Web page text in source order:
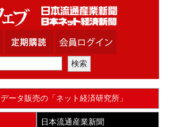
データ販売の「ネット経済研究所」
日本流通産業新聞